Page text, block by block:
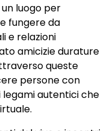
luogo per
fungere da
e relazioni
amicizie durature
queste
persone con
legami autentici che